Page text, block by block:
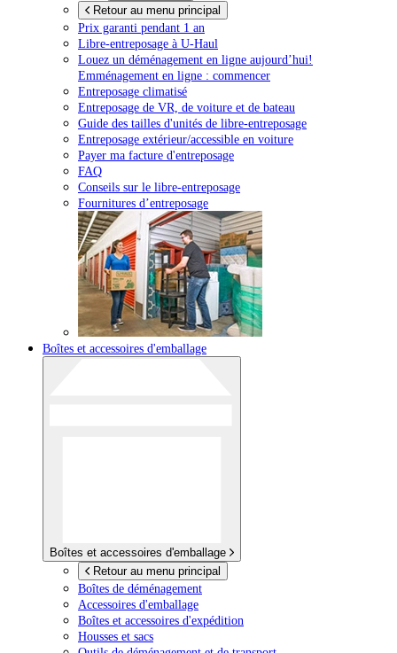
Retour au menu principal
Prix garanti pendant 1 an
Libre-entreposage à U-Haul
Louez un déménagement en ligne aujourd’hui!
Emménagement en ligne : commencer
Entreposage climatisé
Entreposage de VR, de voiture et de bateau
Guide des tailles d'unités de libre-entreposage
Entreposage extérieur/accessible en voiture
Payer ma facture d'entreposage
FAQ
Conseils sur le libre-entreposage
Fournitures d’entreposage
Boîtes et accessoires d'emballage
Boîtes et accessoires d'emballage
Retour au menu principal
Boîtes de déménagement
Accessoires d'emballage
Boîtes et accessoires d'expédition
Housses et sacs